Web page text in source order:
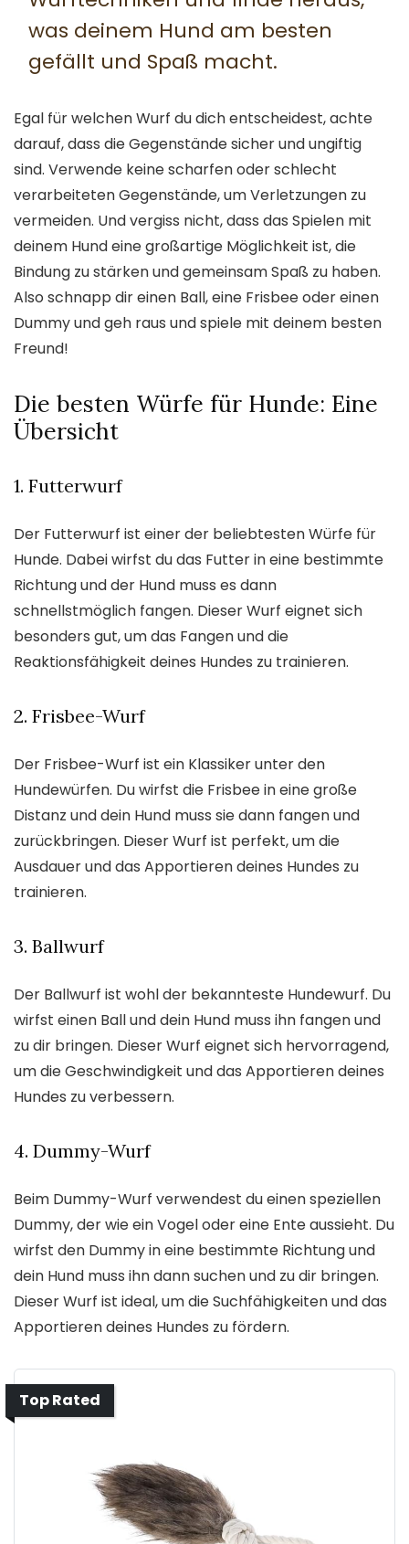
was deinem Hund am besten
gefällt und Spaß macht.
Egal für welchen Wurf du dich entscheidest, achte
darauf, dass die Gegenstände sicher und ungiftig
sind. Verwende keine scharfen oder schlecht
verarbeiteten Gegenstände, um Verletzungen zu
vermeiden. Und vergiss nicht, dass das Spielen mit
deinem Hund eine großartige Möglichkeit ist, die
Bindung zu stärken und gemeinsam Spaß zu haben.
Also schnapp dir einen Ball, eine Frisbee oder einen
Dummy und geh raus und spiele mit deinem besten
Freund!
Die besten Würfe für Hunde: Eine
Übersicht
1. Futterwurf
Der Futterwurf ist einer der beliebtesten Würfe für
Hunde. Dabei wirfst du das Futter in eine bestimmte
Richtung und der Hund muss es dann
schnellstmöglich fangen. Dieser Wurf eignet sich
besonders gut, um das Fangen und die
Reaktionsfähigkeit deines Hundes zu trainieren.
2. Frisbee-Wurf
Der Frisbee-Wurf ist ein Klassiker unter den
Hundewürfen. Du wirfst die Frisbee in eine große
Distanz und dein Hund muss sie dann fangen und
zurückbringen. Dieser Wurf ist perfekt, um die
Ausdauer und das Apportieren deines Hundes zu
trainieren.
3. Ballwurf
Der Ballwurf ist wohl der bekannteste Hundewurf. Du
wirfst einen Ball und dein Hund muss ihn fangen und
zu dir bringen. Dieser Wurf eignet sich hervorragend,
um die Geschwindigkeit und das Apportieren deines
Hundes zu verbessern.
4. Dummy-Wurf
Beim Dummy-Wurf verwendest du einen speziellen
Dummy, der wie ein Vogel oder eine Ente aussieht. Du
wirfst den Dummy in eine bestimmte Richtung und
dein Hund muss ihn dann suchen und zu dir bringen.
Dieser Wurf ist ideal, um die Suchfähigkeiten und das
Apportieren deines Hundes zu fördern.
Top Rated